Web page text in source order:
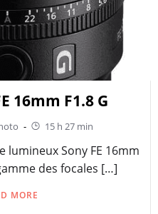
16mm F1.8 G
- 15 h 27 min
lumineux Sony FE 16mm
des focales […]
MORE